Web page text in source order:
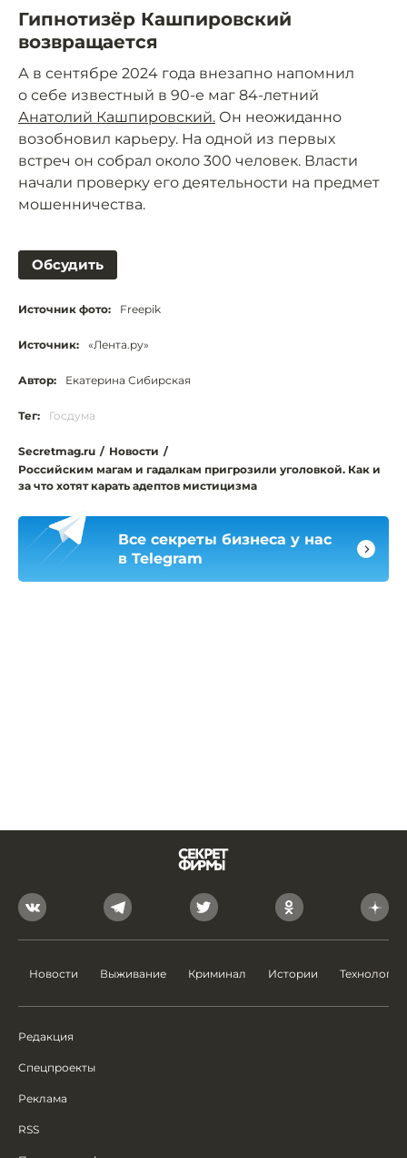
Гипнотизёр Кашпировский
возвращается
А в сентябре 2024 года внезапно напомнил
о себе известный в 90-е маг 84-летний
Анатолий Кашпировский. Он неожиданно
возобновил карьеру. На одной из первых
встреч он собрал около 300 человек. Власти
начали проверку его деятельности на предмет
мошенничества.
Обсудить
Источник фото: Freepik
Источник: «Лента.ру»
Автор: Екатерина Сибирская
Тег: Госдума
Secretmag.ru / Новости /
Российским магам и гадалкам пригрозили уголовкой. Как и
за что хотят карать адептов мистицизма
Все секреты бизнеса у нас
в Telegram
Новости Выживание Криминал Истории Технологии
Редакция
Спецпроекты
Реклама
RSS